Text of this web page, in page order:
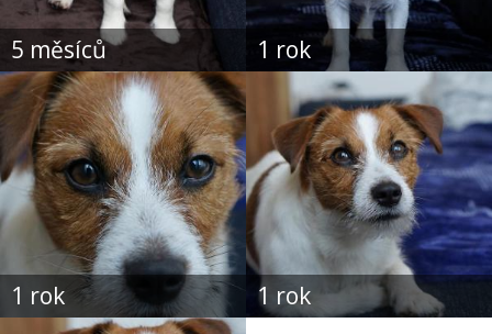
5 měsíců 1 rok
1 rok 1 rok